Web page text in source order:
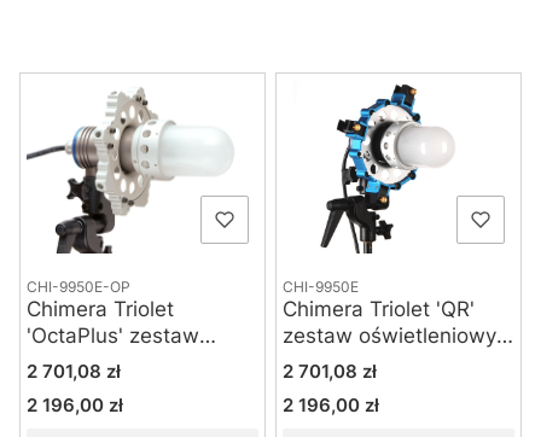
Lista produktów
CHI-9950E-OP
Chimera Triolet
'OctaPlus' zestaw
oświetleniowy 1000W
Cena
2 701,08 zł
Cena
2 196,00 zł
CHI-9950E
Chimera Triolet 'QR'
zestaw oświetleniowy
1000W
Cena
2 701,08 zł
Cena
2 196,00 zł